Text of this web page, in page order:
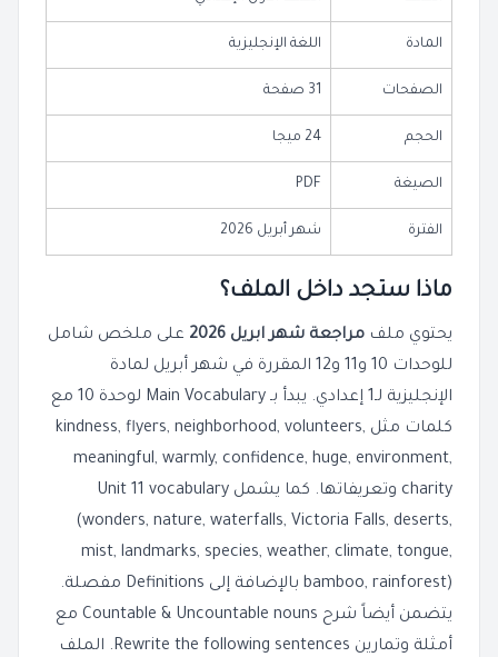
المادة اللغة الإنجليزية
الصفحات 31 صفحة
الحجم 24 ميجا
الصيغة PDF
الفترة شهر أبريل 2026
ماذا ستجد داخل الملف؟
يحتوي ملف مراجعة شهر ابريل 2026
على ملخص شامل
للوحدات 10 و11 و12 المقررة في شهر أبريل لمادة
الإنجليزية لـ1 إعدادي. يبدأ بـ Main Vocabulary لوحدة 10 مع
كلمات مثل kindness, flyers, neighborhood, volunteers,
meaningful, warmly, confidence, huge, environment,
charity وتعريفاتها. كما يشمل Unit 11 vocabulary
(wonders, nature, waterfalls, Victoria Falls, deserts,
mist, landmarks, species, weather, climate, tongue,
bamboo, rainforest) بالإضافة إلى Definitions مفصلة.
يتضمن أيضاً شرح Countable & Uncountable nouns مع
أمثلة وتمارين Rewrite the following sentences. الملف